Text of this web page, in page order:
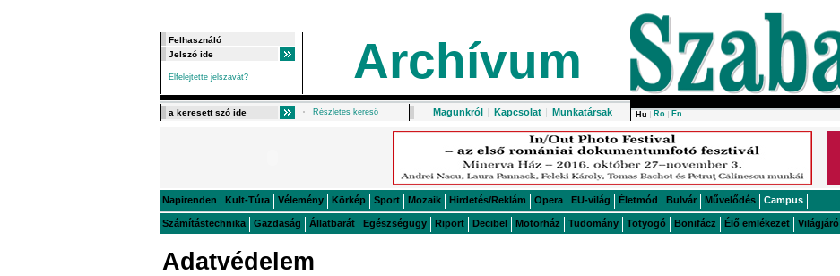
Elfelejtette jelszavát? Archívum
Részletes kereső Magunkról | Kapcsolat | Munkatársak Hu Ro En
Napirenden Kult-Túra Vélemény Körkép Sport Mozaik Hirdetés/Reklám Opera EU-világ Életmód Bulvár Művelődés Campus
Számítástechnika Gazdaság Állatbarát Egészségügy Riport Decibel Motorház Tudomány Totyogó Bonifácz Élő emlékezet Világjáró
Adatvédelem